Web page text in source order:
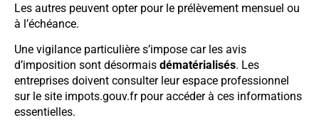
Les autres peuvent opter pour le prélèvement mensuel ou
à l’échéance.
Une vigilance particulière s’impose car les avis
d’imposition sont désormais dématérialisés. Les
entreprises doivent consulter leur espace professionnel
sur le site impots.gouv.fr pour accéder à ces informations
essentielles.